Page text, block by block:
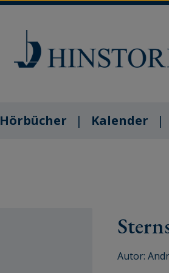
Hörbücher Kalender
Autor: